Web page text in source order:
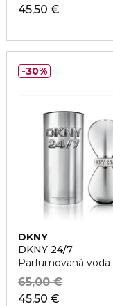
45,50 €
DKNY
DKNY 24/7
Parfumovaná voda
45,50 €
65,00 €
30%